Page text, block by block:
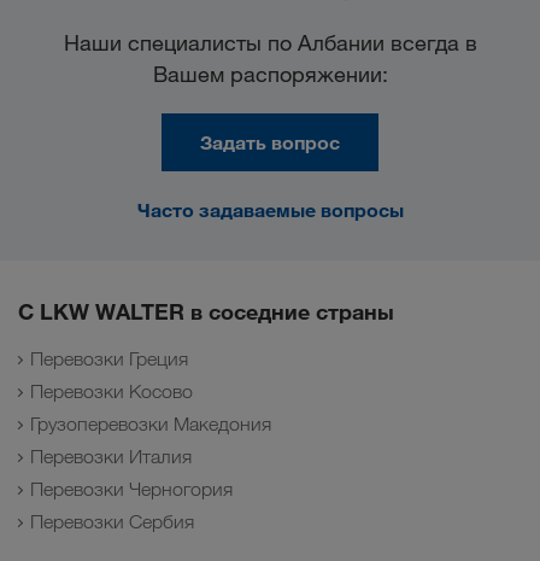
Наши специалисты по Албании всегда в
Вашем распоряжении:
Задать вопрос
Часто задаваемые вопросы
С LKW WALTER в соседние страны
Перевозки Греция
Перевозки Косово
Грузоперевозки Македония
Перевозки Италия
Перевозки Черногория
Перевозки Сербия